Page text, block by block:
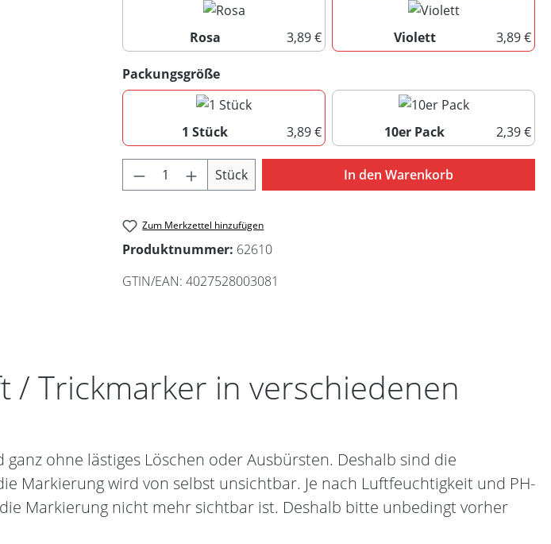
Rosa
3,89 €
Violett
3,89 €
Packungsgrößeauswählen
1 Stück
3,89 €
1 Stück
10er Pack
2,39 €
10er Pack
Produkt Anzahl: Gib den gewünschten Wert ein
Stück In den Warenkorb
Zum Merkzettel hinzufügen
Produktnummer: 62610
GTIN/EAN: 4027528003081
Trickmarker in verschiedenen
ohne lästiges Löschen oder Ausbürsten. Deshalb sind die
Markierung wird von selbst unsichtbar. Je nach Luftfeuchtigkeit und PH-
Markierung nicht mehr sichtbar ist. Deshalb bitte unbedingt vorher